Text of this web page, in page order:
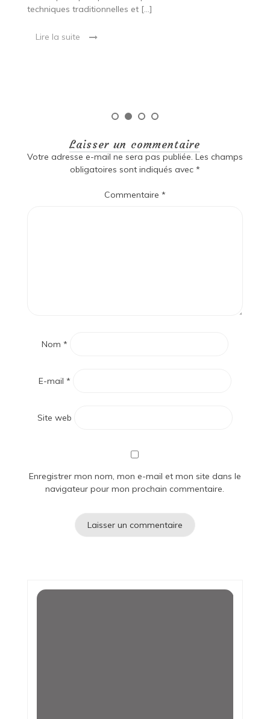
techniques traditionnelles et […]
Lire la suite
Laisser un commentaire
Votre adresse e-mail ne sera pas publiée. Les champs
obligatoires sont indiqués avec *
Commentaire *
Nom *
E-mail *
Site web
Enregistrer mon nom, mon e-mail et mon site dans le
navigateur pour mon prochain commentaire.